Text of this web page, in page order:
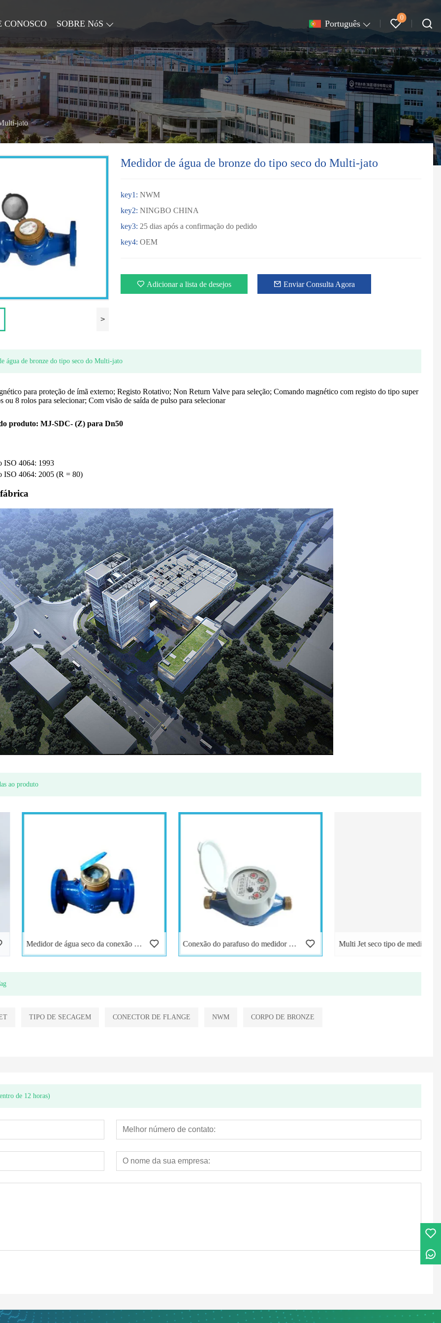
CONOSCO SOBRE NóS Português
0
jato
Medidor de água de pistão rotativo de plástico de multi jet seco Tipo medidor de água Econômica (modelo Itron) Medidor de água ultrassônico de tamanho a granel
>
Medidor de água de bronze do tipo seco do Multi-jato
key1: NWM
key2: NINGBO CHINA
key3: 25 dias após a confirmação do pedido
key4: OEM
Adicionar a lista de desejos Enviar Consulta Agora
água de bronze do tipo seco do Multi-jato
para proteção de ímã externo; Registo Rotativo; Non Return Valve para seleção; Comando magnético com registo do tipo super
ou 8 rolos para selecionar; Com visão de saída de pulso para selecionar
produto: MJ-SDC- (Z) para Dn50
ISO 4064: 1993
ISO 4064: 2005 (R = 80)
ao produto
Medidor de água seco da conexão da flange do Multi-jato Conexão do parafuso do medidor de água seco tipo jato múltiplo Multi Jet seco tipo de medidores de água corpo de bronze
TIPO DE SECAGEM CONECTOR DE FLANGE NWM CORPO DE BRONZE
de 12 horas)